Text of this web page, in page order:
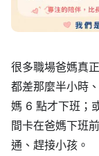
很多職場爸媽真
都差那麼半小時
媽 6 點才下班；
間卡在爸媽下班
通、趕接小孩。